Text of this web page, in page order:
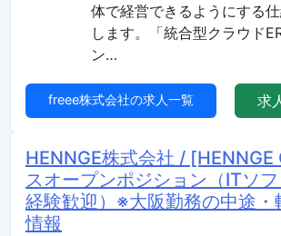
体で経営できるようにする
します。「統合型クラウド
ン…
freee株式会社の求人一覧 求
HENNGE株式会社 /
スオープンポジション（ITソ
経験歓迎）※大阪勤務の中途・
情報